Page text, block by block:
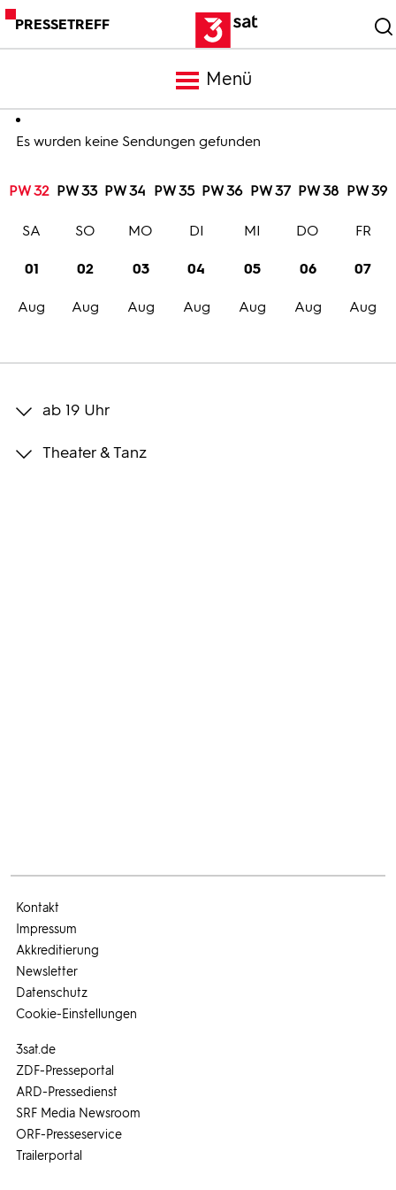
PRESSETREFF
Menü
Meldungen
Programm
Trailer
Bilder
Es wurden keine Sendungen gefunden
PW 32 PW 33 PW 34 PW 35 PW 36 PW 37 PW 38 PW 39
01
Aug
SA
02
Aug
SO
03
Aug
MO
04
Aug
DI
05
Aug
MI
06
Aug
DO
07
Aug
FR
ab 19 Uhr
Theater & Tanz
3sat.de
ZDF-Presseportal
ARD-Pressedienst
SRF Media Newsroom
ORF-Presseservice
Trailerportal
Kontakt
Impressum
Akkreditierung
Newsletter
Datenschutz
Cookie-Einstellungen